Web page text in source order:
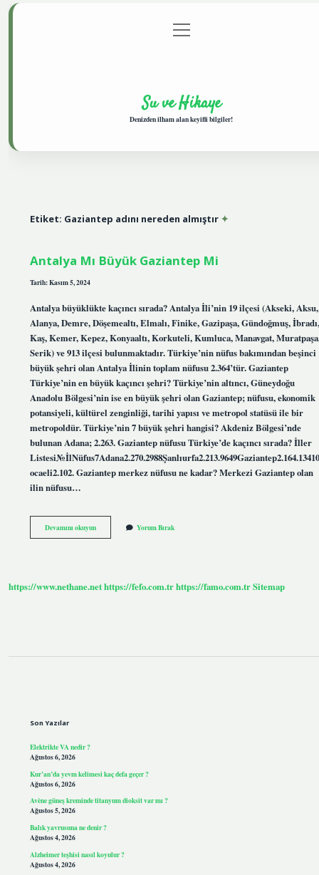
Gizlilik Politikası
menüyü
aç
Su ve Hikaye
Denizden ilham alan keyifli bilgiler!
Etiket: Gaziantep adını nereden almıştır
Antalya Mı Büyük Gaziantep Mi
Tarih: Kasım 5, 2024
Antalya büyüklükte kaçıncı sırada? Antalya İli’nin 19 ilçesi (Akseki, Aksu,
Alanya, Demre, Döşemealtı, Elmalı, Finike, Gazipaşa, Gündoğmuş, İbradı,
Kaş, Kemer, Kepez, Konyaaltı, Korkuteli, Kumluca, Manavgat,
Serik) ve 913 ilçesi bulunmaktadır. Türkiye’nin nüfus bakımından beşinci
büyük şehri olan Antalya İlinin toplam nüfusu 2.364’tür. Gaziantep
Türkiye’nin en büyük kaçıncı şehri? Türkiye’nin altıncı, Güneydoğu
Anadolu Bölgesi’nin ise en büyük şehri olan Gaziantep; nüfusu, ekonomik
potansiyeli, kültürel zenginliği, tarihi yapısı ve metropol statüsü ile bir
metropoldür. Türkiye’nin 7 büyük şehri hangisi? Akdeniz Bölgesi’nde
bulunan Adana; 2.263. Gaziantep nüfusu Türkiye’de kaçıncı sırada? İller
ocaeli2.102. Gaziantep merkez nüfusu ne kadar? Merkezi Gaziantep olan
ilin nüfusu…
Devamını okuyunAntalya
Mı
Yorum Bırak
https://www.nethane.nethttps://fefo.com.trhttps://famo.com.trSitemap
Son Yazılar
Elektrikte VA nedir ?
Ağustos 6, 2026
Kur’an’da yevm kelimesi kaç defa geçer ?
Ağustos 6, 2026
Avène güneş kreminde titanyum dioksit var mı ?
Ağustos 5, 2026
Balık yavrusuna ne denir ?
Ağustos 4, 2026
Alzheimer teşhisi nasıl koyulur ?
Ağustos 4, 2026